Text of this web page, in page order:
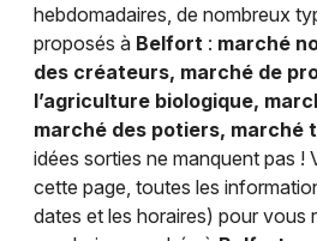
hebdomadaires, de nombreux
proposés à Belfort : marché
des créateurs, marché de
l’agriculture biologique,
marché des potiers, marché
idées sorties ne manquent pas !
cette page, toutes les
dates et les horaires) pour vous